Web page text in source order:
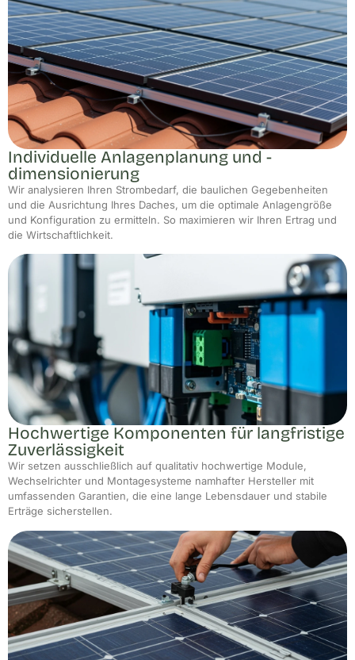
Individuelle Anlagenplanung und -
dimensionierung
Wir analysieren Ihren Strombedarf, die baulichen Gegebenheiten
und die Ausrichtung Ihres Daches, um die optimale Anlagengröße
und Konfiguration zu ermitteln. So maximieren wir Ihren Ertrag und
die Wirtschaftlichkeit.
Hochwertige Komponenten für langfristige
Zuverlässigkeit
Wir setzen ausschließlich auf qualitativ hochwertige Module,
Wechselrichter und Montagesysteme namhafter Hersteller mit
umfassenden Garantien, die eine lange Lebensdauer und stabile
Erträge sicherstellen.